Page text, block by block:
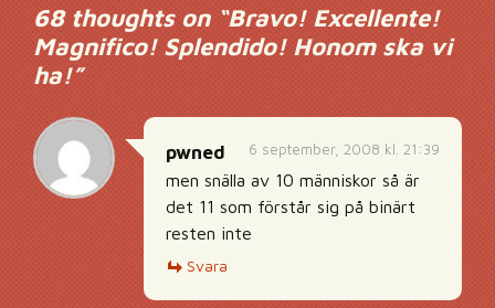
68 thoughts on “Bravo! Excellente!
Magnifico! Splendido! Honom ska vi
ha!”
6 september, 2008 kl. 21:39
pwned
men snälla av 10 människor så är
det 11 som förstår sig på binärt
resten inte
Svara